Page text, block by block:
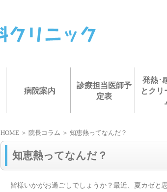
病院案内
診療担当医師予
定表
発熱･
とクリ
HOME ＞ 院長コラム ＞ 知恵熱ってなんだ？
知恵熱ってなんだ？
皆様いかがお過ごしでしょうか？最近、夏カゼと